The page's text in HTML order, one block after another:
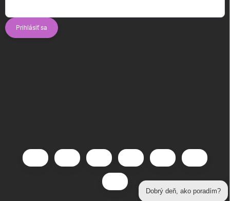
Prihlásiť sa
Dobrý deň, ako poradím?